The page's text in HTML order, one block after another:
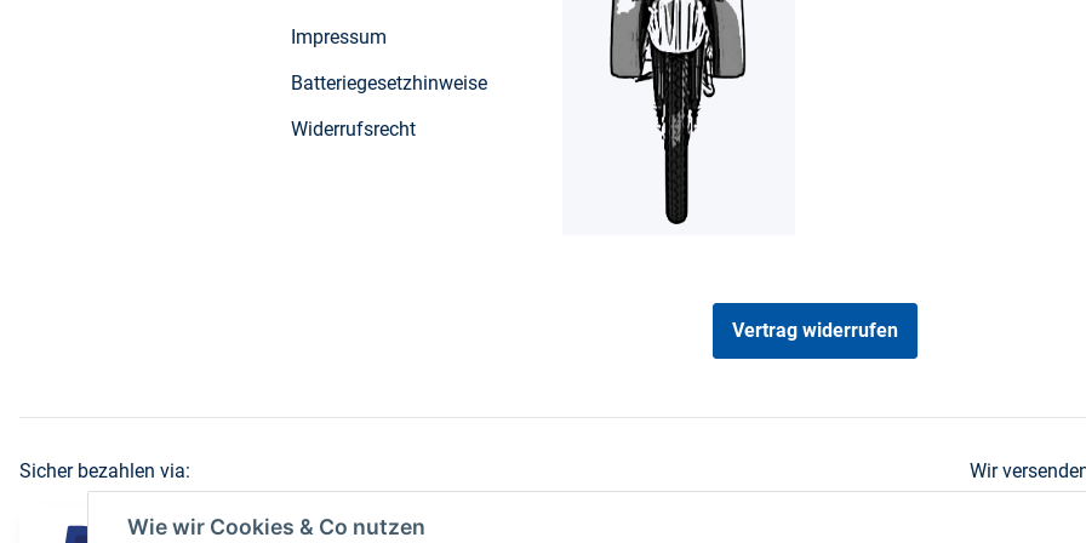
Wie wir Cookies & Co nutzen
Impressum
Batteriegesetzhinweise
Widerrufsrecht
Vertrag widerrufen
Sicher bezahlen via: Wir